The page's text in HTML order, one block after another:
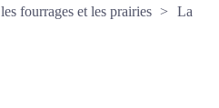
les fourrages et les prairies